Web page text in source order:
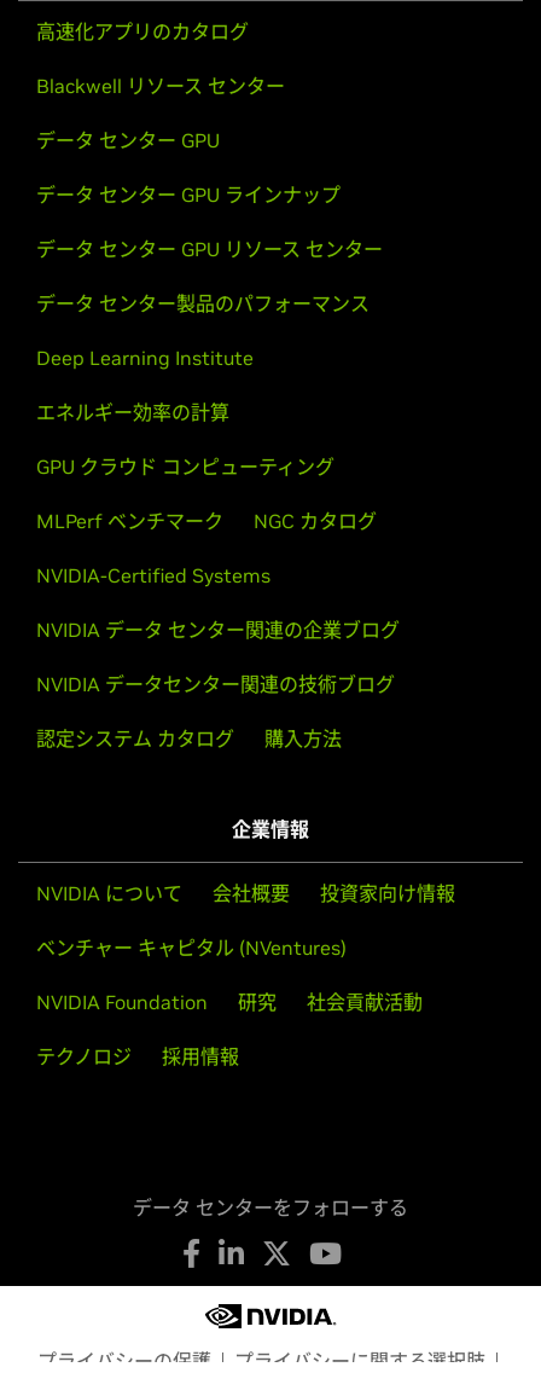
高速化アプリのカタログ
Blackwell リソース センター
データ センター GPU
データ センター GPU ラインナップ
データ センター GPU リソース センター
データ センター製品のパフォーマンス
Deep Learning Institute
エネルギー効率の計算
GPU クラウド コンピューティング
MLPerf ベンチマーク NGC カタログ
NVIDIA-Certified Systems
NVIDIA データ センター関連の企業ブログ
NVIDIA データセンター関連の技術ブログ
認定システム カタログ 購入方法
企業情報
NVIDIA について 会社概要 投資家向け情報
ベンチャー キャピタル (NVentures)
NVIDIA Foundation 研究 社会貢献活動
テクノロジ 採用情報
データ センターをフォローする
プライバシーの保護
プライバシーに関する選択肢